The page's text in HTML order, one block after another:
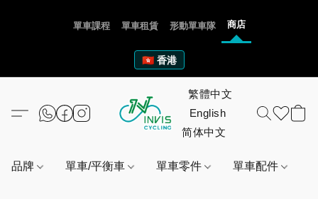
單車課程 單車租賃 形動單車隊 商店
🇭🇰 香港
品牌 單車/平衡車 單車零件 單車配件